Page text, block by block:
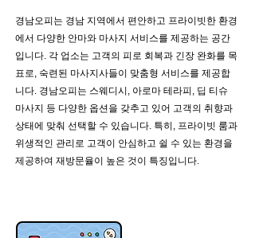
경남오피는 경남 지역에서 편안하고 프라이빗한 환경
에서 다양한 안마와 마사지 서비스를 제공하는 공간
입니다. 각 업소는 고객의 피로 회복과 긴장 완화를 목
표로, 숙련된 마사지사들이 맞춤형 서비스를 제공합
니다. 경남오피는 스웨디시, 아로마 테라피, 딥 티슈
마사지 등 다양한 옵션을 갖추고 있어 고객의 취향과
상태에 맞춰 선택할 수 있습니다. 특히, 프라이빗 룸과
위생적인 관리로 고객이 안심하고 쉴 수 있는 환경을
제공하여 재방문율이 높은 것이 특징입니다.